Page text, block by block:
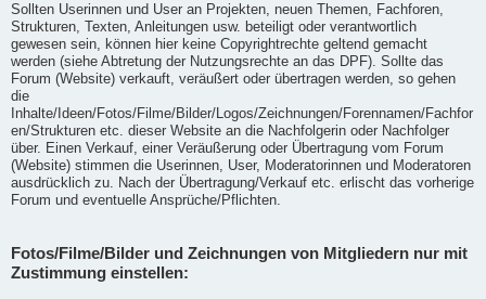
Sollten Userinnen und User an Projekten, neuen Themen, Fachforen,
Strukturen, Texten, Anleitungen usw. beteiligt oder verantwortlich
gewesen sein, können hier keine Copyrightrechte geltend gemacht
werden (siehe Abtretung der Nutzungsrechte an das DPF). Sollte das
Forum (Website) verkauft, veräußert oder übertragen werden, so gehen
die
Inhalte/Ideen/Fotos/Filme/Bilder/Logos/Zeichnungen/Forennamen/Fachfor
en/Strukturen etc. dieser Website an die Nachfolgerin oder Nachfolger
über. Einen Verkauf, einer Veräußerung oder Übertragung vom Forum
(Website) stimmen die Userinnen, User, Moderatorinnen und Moderatoren
ausdrücklich zu. Nach der Übertragung/Verkauf etc. erlischt das vorherige
Forum und eventuelle Ansprüche/Pflichten.
Fotos/Filme/Bilder und Zeichnungen von Mitgliedern nur mit
Zustimmung einstellen: